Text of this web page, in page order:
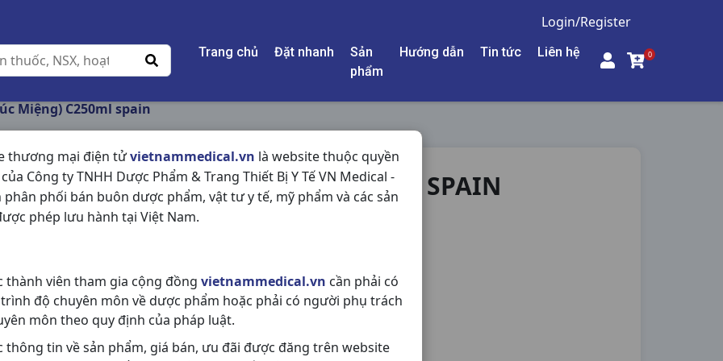
Login/Register
Trang chủ Đặt nhanh
Sản
phẩm
Hướng dẫn Tin tức Liên hệ 0
thương mại điện tửvietnammedical.vn là website thuộc quyền
Công ty TNHH Dược Phẩm & Trang Thiết Bị Y Tế VN Medical -
phân phối bán buôn dược phẩm, vật tư y tế, mỹ phẩm và các sản
phép lưu hành tại Việt Nam.
thành viên tham gia cộng đồng vietnammedical.vn cần phải có
độ chuyên môn về dược phẩm hoặc phải có người phụ trách
môn theo quy định của pháp luật.
thông tin về sản phẩm, giá bán, ưu đãi được đăng trên website
Miệng) C250ml spain
KIN (SÚC MIỆNG) C250ML SPAIN
NSX:spain
Chia sẻ qua mạng xã hội: